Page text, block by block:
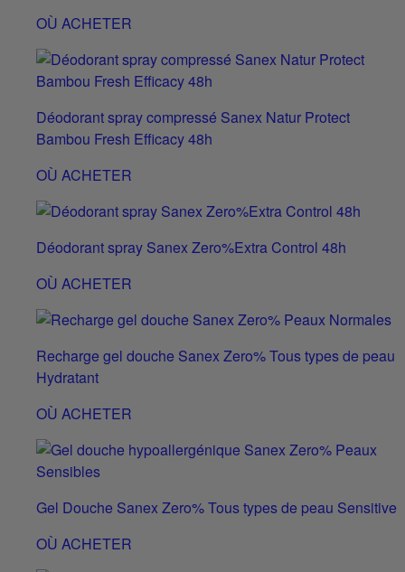
OÙ ACHETER
Déodorant spray compressé Sanex Natur Protect
Bambou Fresh Efficacy 48h
OÙ ACHETER
Déodorant spray Sanex Zero%Extra Control 48h
OÙ ACHETER
Recharge gel douche Sanex Zero% Tous types de peau
Hydratant
OÙ ACHETER
Gel Douche Sanex Zero% Tous types de peau Sensitive
OÙ ACHETER